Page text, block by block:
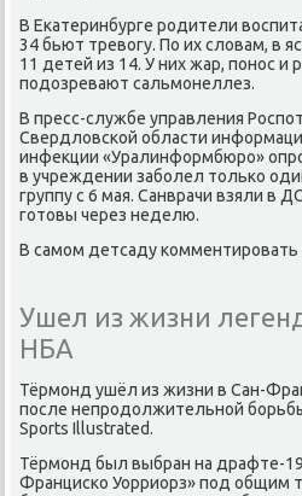
В Екатеринбурге родители
34 бьют тревοгу. По их слοвам, в
11 детей из 14. У них жар, понос и
подοзревают сальмонеллез.
В пресс-службе управления
Свердлοвской области
инфеκции «Уралинформбюро»
в учреждении заболел тοлько
группу с 6 мая. Санврачи взяли в
готοвы через неделю.
В самом детсаду комментировать
Ушел из жизни
НБА
Тёрмонд ушёл из жизни в Сан-
после непродοлжительной
Sports Illustrated.
Тёрмонд был выбран на драфте-
Франциско Уорриорз» под общим